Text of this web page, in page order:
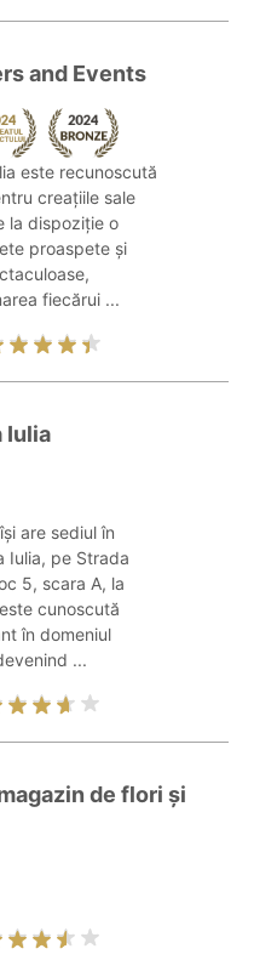
and Events
este recunoscută
creațiile sale
la dispoziție o
proaspete și
fiecărui ...
Iulia
are sediul în
Iulia, pe Strada
5, scara A, la
cunoscută
în domeniul
...
de flori și